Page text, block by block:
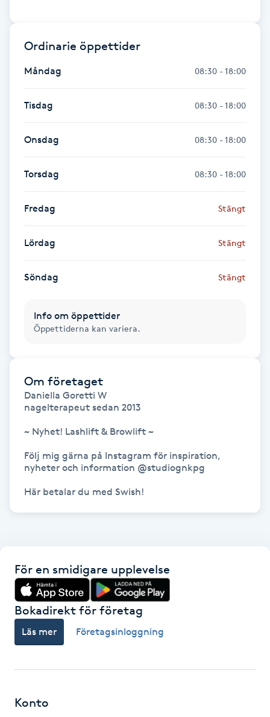
Herrklippning
Hollywood Peel
Hot Stone Massage
Hot yoga
Hudföryngring
Huduppstramning
Hudvård
Hyperhidros
Hypnos
Hårborttagning
Hårbottenbehandling
Hårförlängning
Hårvård
Hälsprickor
Idrottsmassage
IPL
Ordinarie öppettider
Måndag 08:30 - 18:00
Tisdag 08:30 - 18:00
Onsdag 08:30 - 18:00
Torsdag 08:30 - 18:00
Fredag Stängt
Lördag Stängt
Söndag Stängt
Info om öppettider
Öppettiderna kan variera.
Om företaget
Daniella Goretti W
nagelterapeut sedan 2013
~ Nyhet! Lashlift & Browlift ~
Följ mig gärna på Instagram för inspiration,
nyheter och information @studiognkpg
Här betalar du med Swish!
För en smidigare upplevelse
Bokadirekt för företag
Läs mer Företagsinloggning
Konto